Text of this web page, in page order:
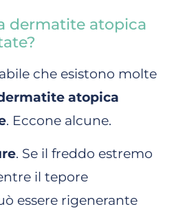
dermatite atopica
che esistono molte
atopica
. Eccone alcune.
. Se il freddo estremo
il tepore
essere rigenerante